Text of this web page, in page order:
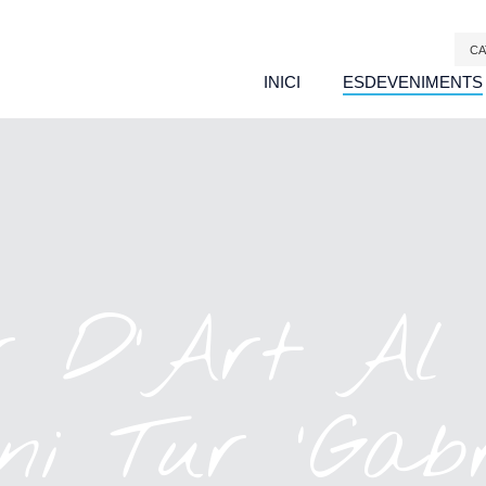
INICI ESDEVENIMENTS
D'Art Al
Tur